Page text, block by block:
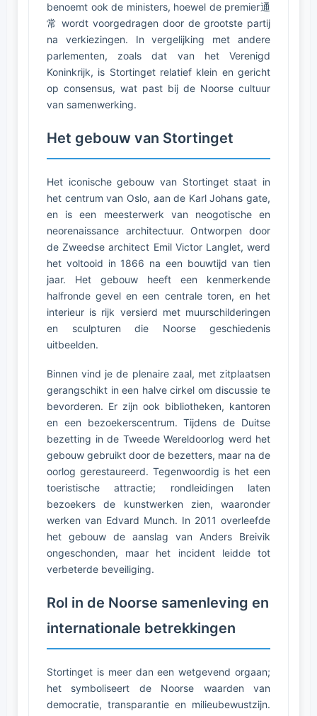
benoemt ook de ministers, hoewel de premier通
常 wordt voorgedragen door de grootste partij
na verkiezingen. In vergelijking met andere
parlementen, zoals dat van het Verenigd
Koninkrijk, is Stortinget relatief klein en gericht
op consensus, wat past bij de Noorse cultuur
van samenwerking.
Het gebouw van Stortinget
Het iconische gebouw van Stortinget staat in
het centrum van Oslo, aan de Karl Johans gate,
en is een meesterwerk van neogotische en
neorenaissance architectuur. Ontworpen door
de Zweedse architect Emil Victor Langlet, werd
het voltooid in 1866 na een bouwtijd van tien
jaar. Het gebouw heeft een kenmerkende
halfronde gevel en een centrale toren, en het
interieur is rijk versierd met muurschilderingen
en sculpturen die Noorse geschiedenis
uitbeelden.
Binnen vind je de plenaire zaal, met zitplaatsen
gerangschikt in een halve cirkel om discussie te
bevorderen. Er zijn ook bibliotheken, kantoren
en een bezoekerscentrum. Tijdens de Duitse
bezetting in de Tweede Wereldoorlog werd het
gebouw gebruikt door de bezetters, maar na de
oorlog gerestaureerd. Tegenwoordig is het een
toeristische attractie; rondleidingen laten
bezoekers de kunstwerken zien, waaronder
werken van Edvard Munch. In 2011 overleefde
het gebouw de aanslag van Anders Breivik
ongeschonden, maar het incident leidde tot
verbeterde beveiliging.
Rol in de Noorse samenleving en
internationale betrekkingen
Stortinget is meer dan een wetgevend orgaan;
het symboliseert de Noorse waarden van
democratie, transparantie en milieubewustzijn.